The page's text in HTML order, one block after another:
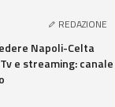
REDAZIONE
Napoli-Celta
e streaming: canale